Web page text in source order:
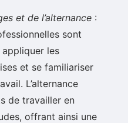
et de l’alternance :
sont
les
et se familiariser
L’alternance
de travailler en
offrant ainsi une